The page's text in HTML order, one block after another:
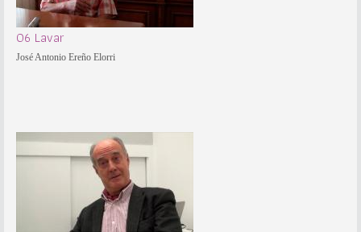
06 Lavar
José Antonio Ereño Elorri